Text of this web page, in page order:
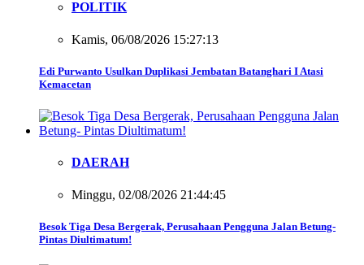
POLITIK
Kamis, 06/08/2026 15:27:13
Edi Purwanto Usulkan Duplikasi Jembatan Batanghari I Atasi
Kemacetan
DAERAH
Minggu, 02/08/2026 21:44:45
Besok Tiga Desa Bergerak, Perusahaan Pengguna Jalan Betung-
Pintas Diultimatum!